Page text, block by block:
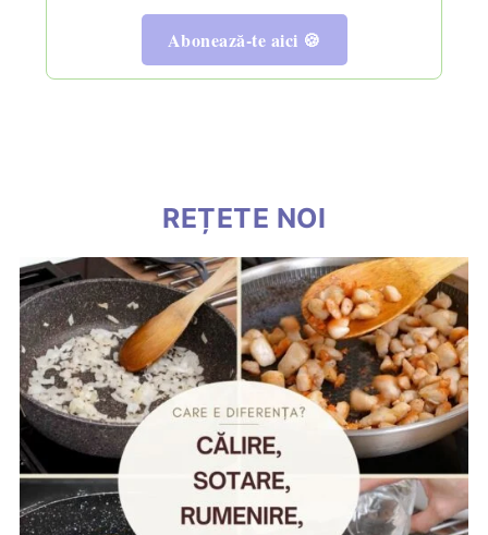
Abonează-te aici 🍪
REȚETE NOI